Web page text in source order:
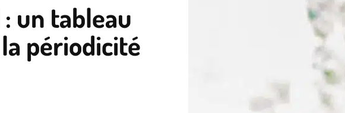
un tableau
périodicité